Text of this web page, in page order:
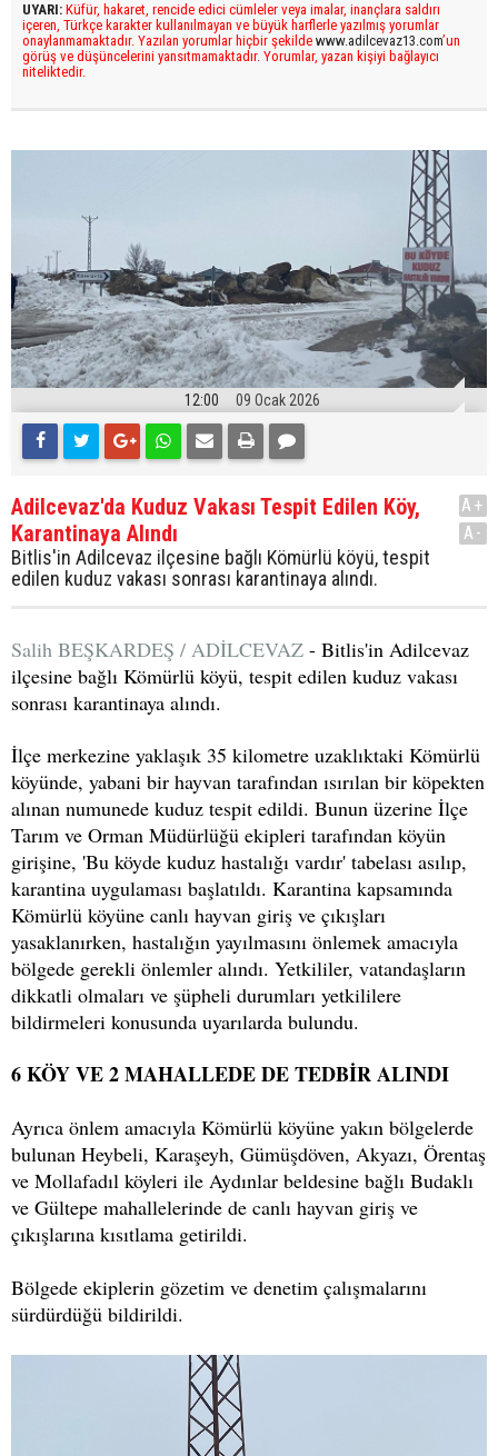
UYARI: Küfür, hakaret, rencide edici cümleler veya imalar, inançlara saldırı
içeren, Türkçe karakter kullanılmayan ve büyük harflerle yazılmış yorumlar
onaylanmamaktadır. Yazılan yorumlar hiçbir şekilde www.adilcevaz13.com’un
görüş ve düşüncelerini yansıtmamaktadır. Yorumlar, yazan kişiyi bağlayıcı
niteliktedir.
12:00 09 Ocak 2026
Adilcevaz'da Kuduz Vakası Tespit Edilen Köy,
Karantinaya Alındı
Bitlis'in Adilcevaz ilçesine bağlı Kömürlü köyü, tespit
edilen kuduz vakası sonrası karantinaya alındı.
A+
A-
Salih BEŞKARDEŞ / ADİLCEVAZ - Bitlis'in Adilcevaz
ilçesine bağlı Kömürlü köyü, tespit edilen kuduz vakası
sonrası karantinaya alındı.
İlçe merkezine yaklaşık 35 kilometre uzaklıktaki Kömürlü
köyünde, yabani bir hayvan tarafından ısırılan bir köpekten
alınan numunede kuduz tespit edildi. Bunun üzerine İlçe
Tarım ve Orman Müdürlüğü ekipleri tarafından köyün
girişine, 'Bu köyde kuduz hastalığı vardır' tabelası asılıp,
karantina uygulaması başlatıldı. Karantina kapsamında
Kömürlü köyüne canlı hayvan giriş ve çıkışları
yasaklanırken, hastalığın yayılmasını önlemek amacıyla
bölgede gerekli önlemler alındı. Yetkililer, vatandaşların
dikkatli olmaları ve şüpheli durumları yetkililere
bildirmeleri konusunda uyarılarda bulundu.
6 KÖY VE 2 MAHALLEDE DE TEDBİR ALINDI
Ayrıca önlem amacıyla Kömürlü köyüne yakın bölgelerde
bulunan Heybeli, Karaşeyh, Gümüşdöven, Akyazı, Örentaş
ve Mollafadıl köyleri ile Aydınlar beldesine bağlı Budaklı
ve Gültepe mahallelerinde de canlı hayvan giriş ve
çıkışlarına kısıtlama getirildi.
Bölgede ekiplerin gözetim ve denetim çalışmalarını
sürdürdüğü bildirildi.